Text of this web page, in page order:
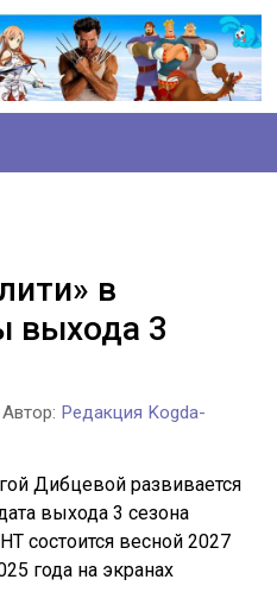
в
выхода 3
Автор: Редакция Kogda-
Дибцевой развивается
выхода 3 сезона
состоится весной 2027
года на экранах